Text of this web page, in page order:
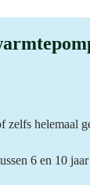
zelfs helemaal
6 en 10 jaar